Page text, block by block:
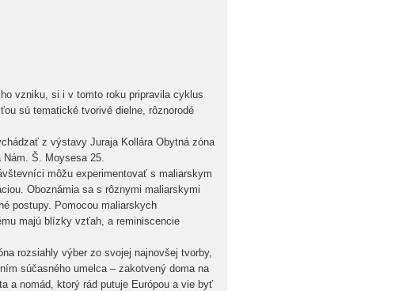
vzniku, si i v tomto roku pripravila cyklus
sú tematické tvorivé dielne, rôznorodé
z výstavy Juraja Kollára Obytná zóna
Š. Moysesa 25.
môžu experimentovať s maliarskym
Oboznámia sa s rôznymi maliarskymi
postupy. Pomocou maliarskych
majú blízky vzťah, a reminiscencie
rozsiahly výber zo svojej najnovšej tvorby,
súčasného umelca – zakotvený doma na
a nomád, ktorý rád putuje Európou a vie byť